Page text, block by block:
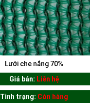
LƯỚI CHẮN NẮNG
Lưới che nắng 70%
Giá bán: Liên hệ
Tình trạng: Còn hàng